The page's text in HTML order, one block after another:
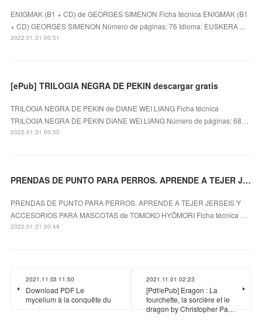
ENIGMAK (B1 + CD) de GEORGES SIMENON Ficha técnica ENIGMAK (B1
+ CD) GEORGES SIMENON Número de páginas: 76 Idioma: EUSKERA ...
2022.01.31 00:51
[ePub] TRILOGIA NEGRA DE PEKIN descargar gratis
TRILOGIA NEGRA DE PEKIN de DIANE WEI LIANG Ficha técnica
TRILOGIA NEGRA DE PEKIN DIANE WEI LIANG Número de páginas: 68…
2022.01.31 00:50
PRENDAS DE PUNTO PARA PERROS. APRENDE A TEJER JERSEIS Y ACCESORIOS PARA MASCOTAS leer pdf
PRENDAS DE PUNTO PARA PERROS. APRENDE A TEJER JERSEIS Y
ACCESORIOS PARA MASCOTAS de TOMOKO HYÔMORI Ficha técnica …
2022.01.31 00:49
2021.11.03 11:50
Download PDF Le
mycelium à la conquête du
2021.11.01 02:23
[Pdf/ePub] Eragon : La
fourchette, la sorcière et le
dragon by Christopher Pa…